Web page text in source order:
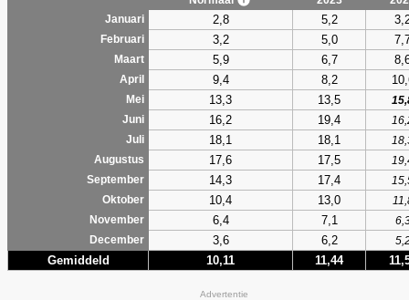
Januari
2,8 5,2
Februari 3,2 5,0
Maart 5,9 6,7
April 9,4 8,2
Mei 13,3 13,5
Juni
16,2 19,4
Juli
18,1 18,1
Augustus
17,6 17,5
September
14,3 17,4
Oktober
10,4 13,0
November
6,4 7,1
December
3,6 6,2
Gemiddeld 10,11 11,44
Advertentie